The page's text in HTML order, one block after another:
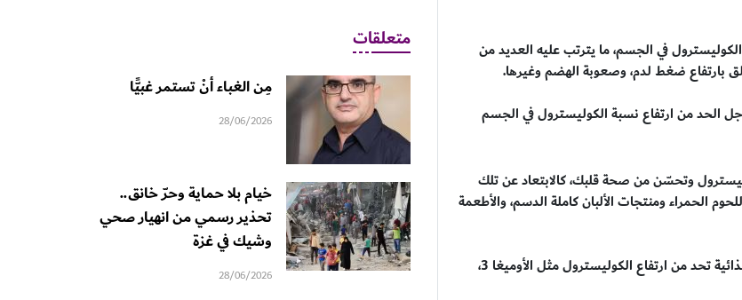
في الجسم، ما يترتب عليه العديد من
بارتفاع ضغط لدم، وصعوبة الهضم وغيرها.
الحد من ارتفاع نسبة الكوليسترول في الجسم
وتحسّن من صحة قلبك، كالابتعاد عن تلك
الحمراء ومنتجات الألبان كاملة الدسم، والأطعمة
ويمكنك استبدال تلك الأطعمة بأخرى صحيّة تحتوي على عناصر غذائية تحد من ارتفاع الكوليسترول مثل الأوميغا 3،
متعلقات
مِن الغباء أنْ تستمر غبيًّا
28/06/2026
خيام بلا حماية وحرّ خانق..
تحذير رسمي من انهيار صحي
وشيك في غزة
28/06/2026